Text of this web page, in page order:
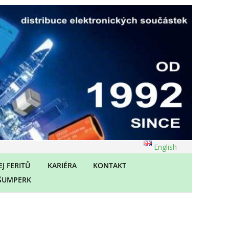
English
FERITŮ
KARIÉRA KONTAKT